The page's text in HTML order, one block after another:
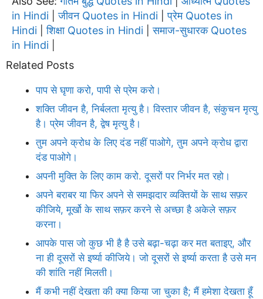
in Hindi |जीवन Quotes in Hindi |प्रेम Quotes in
Hindi |शिक्षा Quotes in Hindi |समाज-सुधारक Quotes
in Hindi
Related Posts
पाप से घृणा करो, पापी से प्रेम करो।
शक्ति जीवन है, निर्बलता मृत्यु है। विस्तार जीवन है, संकुचन मृत्यु
है। प्रेम जीवन है, द्वेष मृत्यु है।
तुम अपने क्रोध के लिए दंड नहीं पाओगे, तुम अपने क्रोध द्वारा
दंड पाओगे।
अपनी मुक्ति के लिए काम करो. दूसरों पर निर्भर मत रहो।
अपने बराबर या फिर अपने से समझदार व्यक्तियों के साथ सफ़र
कीजिये, मूर्खो के साथ सफ़र करने से अच्छा है अकेले सफ़र
करना।
आपके पास जो कुछ भी है है उसे बढ़ा-चढ़ा कर मत बताइए, और
ना ही दूसरों से इर्ष्या कीजिये। जो दूसरों से इर्ष्या करता है उसे मन
की शांति नहीं मिलती।
मैं कभी नहीं देखता की क्या किया जा चुका है; मैं हमेशा देखता हूँ